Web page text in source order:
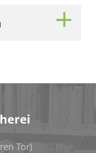
Tor)